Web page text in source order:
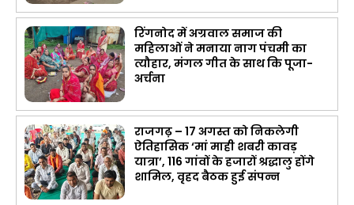
रिंगनोद में अग्रवाल समाज की
महिलाओं ने मनाया नाग पंचमी का
त्यौहार, मंगल गीत के साथ कि पूजा-
अर्चना
राजगढ़ – 17 अगस्त को निकलेगी
ऐतिहासिक ‘मां माही शबरी कावड़
यात्रा’, 116 गांवों के हजारों श्रद्धालु होंगे
शामिल, वृहद बैठक हुई संपन्न